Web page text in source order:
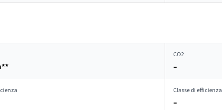
CO2
–
Classe di efficienza
–